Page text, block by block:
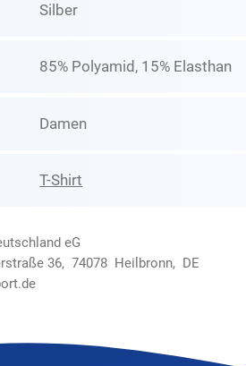
Silber
85% Polyamid, 15% Elasthan
Damen
T-Shirt
eG
36, 74078 Heilbronn, DE